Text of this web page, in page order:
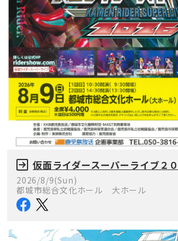
仮面ライダースーパーライブ２
2026/8/9(Sun)
都城市総合文化ホール 大ホール